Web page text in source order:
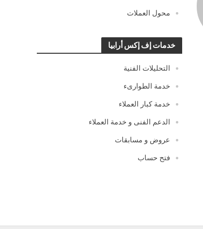
محول العملات
خدمات إف إكس أرابيا
التحليلات الفنية
خدمة الطوارىء
خدمة كبار العملاء
الدعم الفنى و خدمة العملاء
عروض و مسابقات
فتح حساب